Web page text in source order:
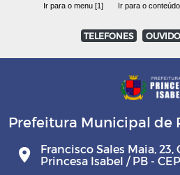
Ir para o menu [1] Ir para o
TELEFONES
Prefeitura Municipal de
Francisco Sales Maia, 23,
Princesa Isabel / PB -